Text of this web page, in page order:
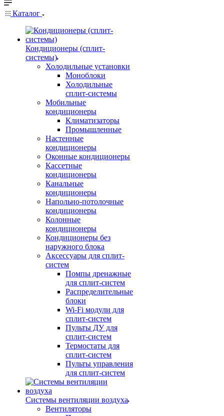
Каталог
Кондиционеры (сплит-
системы)
Холодильные установки
Моноблоки
Холодильные
сплит-системы
Мобильные
кондиционеры
Климатизаторы
Промышленные
Настенные
кондиционеры
Оконные кондиционеры
Кассетные
кондиционеры
Канальные
кондиционеры
Напольно-потолочные
кондиционеры
Колонные
кондиционеры
Кондиционеры без
наружного блока
Аксессуары для сплит-
систем
Помпы дренажные
для сплит-систем
Распределительные
блоки
Wi-Fi модули для
сплит-систем
Пульты ДУ для
сплит-систем
Термостаты для
сплит-систем
Пульты управления
для сплит-систем
Системы вентиляции воздуха
Вентиляторы